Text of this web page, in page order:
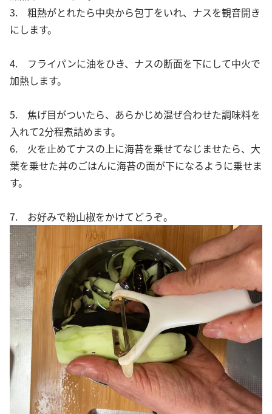
3. 粗熱がとれたら中央から包丁をいれ、ナスを観音開き
にします。
4. フライパンに油をひき、ナスの断面を下にして中火で
加熱します。
5. 焦げ目がついたら、あらかじめ混ぜ合わせた調味料を
入れて2分程煮詰めます。
6. 火を止めてナスの上に海苔を乗せてなじませたら、大
葉を乗せた丼のごはんに海苔の面が下になるように乗せま
す。
7. お好みで粉山椒をかけてどうぞ。